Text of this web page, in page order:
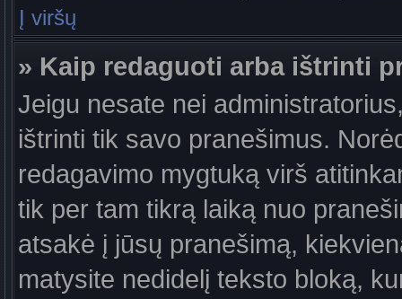
Į viršų
» Kaip redaguoti arba ištrinti
Jeigu nesate nei
ištrinti tik savo pranešimus.
redagavimo mygtuką virš
tik per tam tikrą laiką nuo
atsakė į jūsų pranešimą,
matysite nedidelį teksto bloką,